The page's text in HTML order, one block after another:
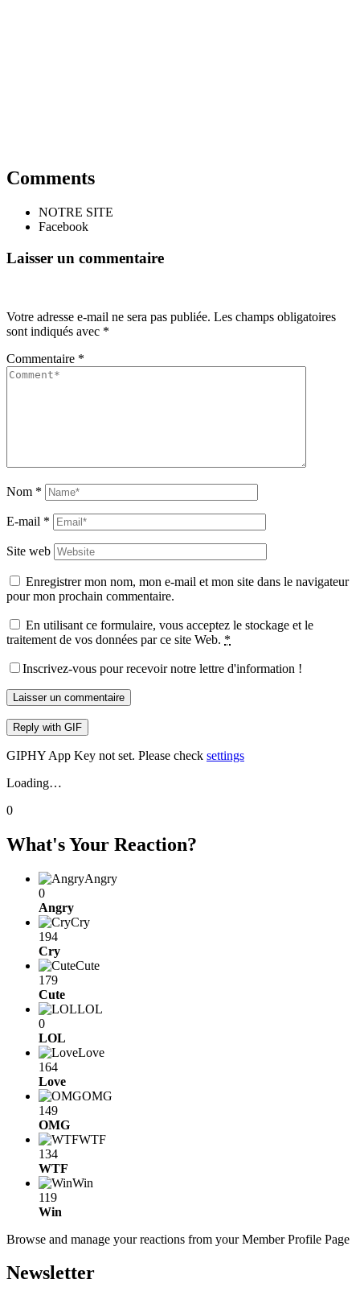
Comments
NOTRE SITE
Facebook
Laisser un commentaire
Votre adresse e-mail ne sera pas publiée. Les champs obligatoires
sont indiqués avec *
Commentaire *
Nom *
E-mail *
Site web
Enregistrer mon nom, mon e-mail et mon site dans le navigateur
pour mon prochain commentaire.
En utilisant ce formulaire, vous acceptez le stockage et le
traitement de vos données par ce site Web. *
Inscrivez-vous pour recevoir notre lettre d'information !
Laisser un commentaire
Reply with GIF
GIPHY App Key not set. Please check settings
Loading…
0
What's Your Reaction?
Angry
0
Angry
Cry
194
Cry
Cute
179
Cute
LOL
0
LOL
Love
164
Love
OMG
149
OMG
WTF
134
WTF
Win
119
Win
Browse and manage your reactions from your Member Profile Page
Newsletter